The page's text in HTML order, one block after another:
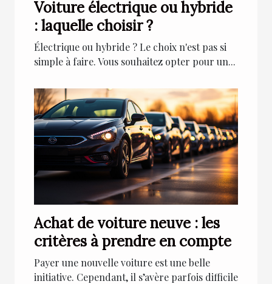
Voiture électrique ou hybride
: laquelle choisir ?
Électrique ou hybride ? Le choix n'est pas si
simple à faire. Vous souhaitez opter pour un...
Achat de voiture neuve : les
critères à prendre en compte
Payer une nouvelle voiture est une belle
initiative. Cependant, il s’avère parfois difficile